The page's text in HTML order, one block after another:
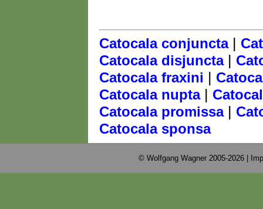
Catocala conjuncta|
Catocala disjuncta|
Catocala fraxini |
Catocala nupta|
Catocala promissa|
Catocala sponsa
© Wolfgang Wagner 2005-2026 |